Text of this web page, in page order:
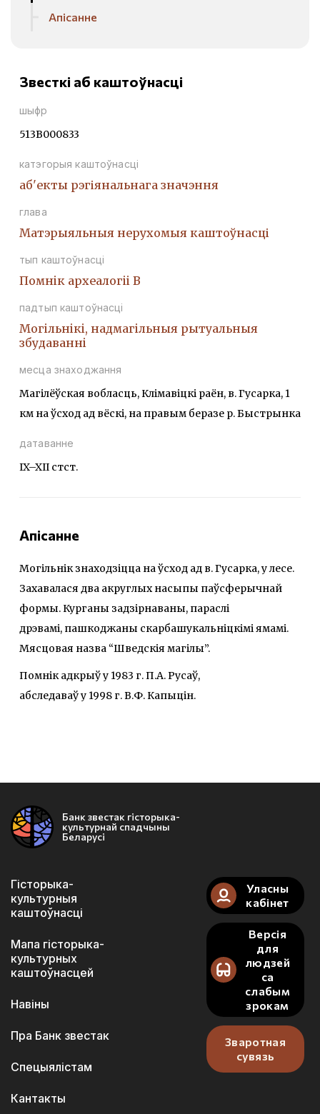
Апісанне
Звесткі аб каштоўнасці
шыфр
513В000833
катэгорыя каштоўнасці
аб'екты рэгіянальнага значэння
глава
Матэрыяльныя нерухомыя каштоўнасці
тып каштоўнасці
Помнiк археалогii В
падтып каштоўнасці
Могiльнiкi, надмагiльныя рытуальныя
збудаваннi
месца знаходжання
Магілёўская вобласць, Клімавіцкі раён, в. Гусарка, 1
км на ўсход ад вёскі, на правым беразе р. Быстрынка
датаванне
IX–XII стст.
Апісанне
Могільнік знаходзіцца на ўсход ад в. Гусарка, у лесе.
Захавалася два акруглых насыпы паўсферычнай
формы. Курганы задзірнаваны, параслі
дрэвамі, пашкоджаны скарбашукальніцкімі ямамі.
Мясцовая назва “Шведскія магілы”.
Помнік адкрыў у 1983 г. П.А. Русаў,
абследаваў у 1998 г. В.Ф. Капыцін.
Банк звестак гісторыка-
культурнай спадчыны
Беларусі
Гісторыка-
культурныя
каштоўнасці
Мапа гісторыка-
культурных
каштоўнасцей
Навіны
Пра Банк звестак
Спецыялістам
Кантакты
Уласны
кабінет
Версія
для
людзей
са
слабым
зрокам
Зваротная
сувязь